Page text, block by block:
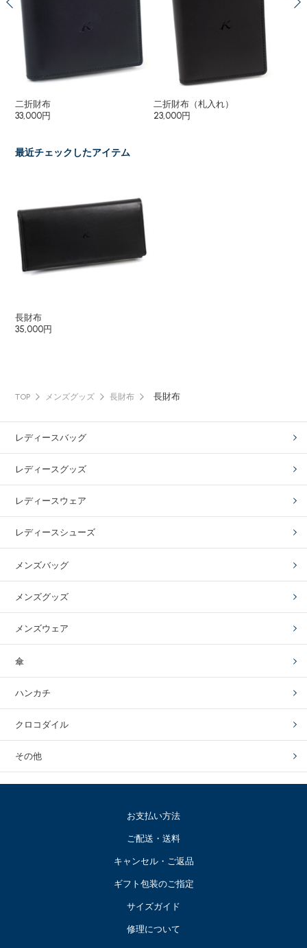
二折財布
33,000円
二折財布（札入れ）
23,000円
最近チェックしたアイテム
長財布
35,000円
TOP メンズグッズ 長財布 長財布
レディースバッグ
レディースグッズ
レディースウェア
レディースシューズ
メンズバッグ
メンズグッズ
メンズウェア
傘
ハンカチ
クロコダイル
その他
お支払い方法
ご配送・送料
キャンセル・ご返品
ギフト包装のご指定
サイズガイド
修理について